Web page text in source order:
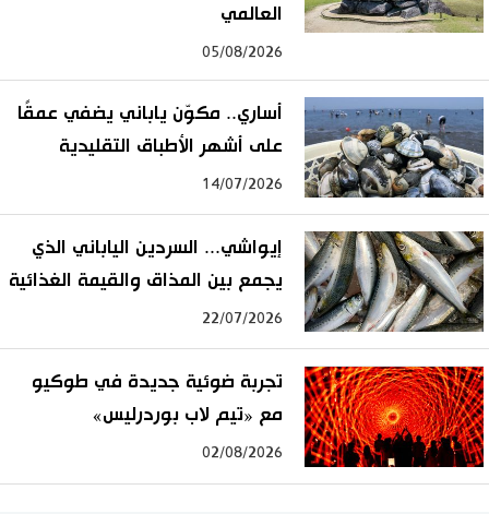
العالمي
05/08/2026
أساري.. مكوّن ياباني يضفي عمقًا
على أشهر الأطباق التقليدية
14/07/2026
إيواشي... السردين الياباني الذي
يجمع بين المذاق والقيمة الغذائية
22/07/2026
تجربة ضوئية جديدة في طوكيو
مع «تيم لاب بوردرليس»
02/08/2026